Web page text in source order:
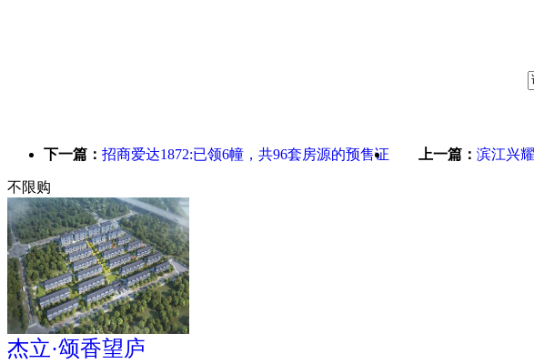
下一篇： 招商爱达1872:已领6幢，共96套房源的预售证 上一篇： 滨江兴
不限购
杰立·颂香望庐